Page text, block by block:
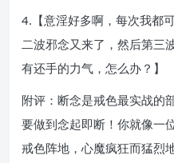
4.【意淫好多啊，每次我都
二波邪念又来了，然后第
有还手的力气，怎么办？】
附评：断念是戒色最实战的
要做到念起即断！你就像一
戒色阵地，心魔疯狂而猛烈